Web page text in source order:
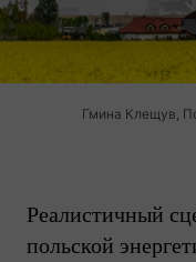
Гмина Клещув,
Реалистичный
польской